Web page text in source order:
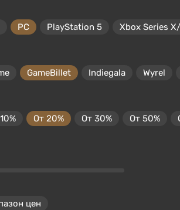
PC PlayStation 5 Xbox Series
GameBillet Indiegala Wyrel
От 20% От 30% От 50%
цен